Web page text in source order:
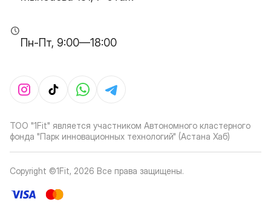
Пн-Пт, 9:00—18:00
ТОО "1Fit" является участником Автономного кластерного
фонда "Парк инновационных технологий" (Астана Хаб)
Copyright ©1Fit, 2026 Все права защищены.